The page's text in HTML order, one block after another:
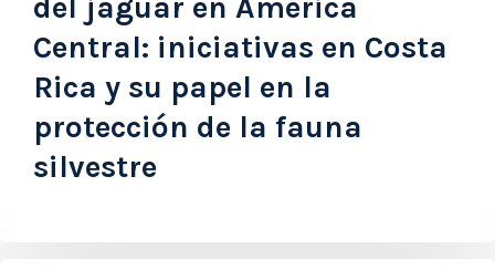
del jaguar en América
Central: iniciativas en Costa
Rica y su papel en la
protección de la fauna
silvestre